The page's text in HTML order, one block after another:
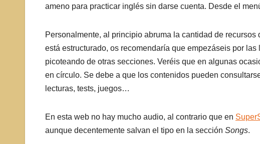
ameno para practicar inglés sin darse cuenta. Desde el
Personalmente, al principio abruma la cantidad de
está estructurado, os recomendaría que empezáseis por
picoteando de otras secciones. Veréis que en algunas
en círculo. Se debe a que los contenidos pueden
lecturas, tests, juegos…
En esta web no hay mucho audio, al contrario que en
aunque decentemente salvan el tipo en la sección Songs.